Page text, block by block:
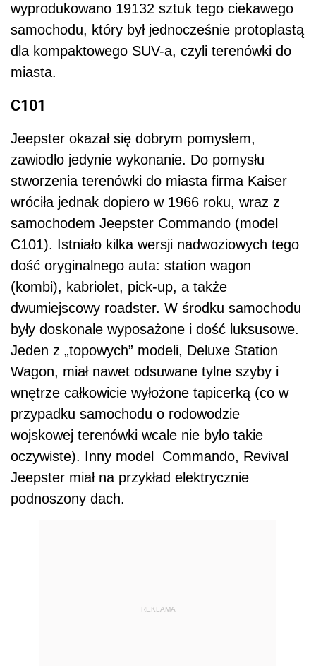
wyprodukowano 19132 sztuk tego ciekawego
samochodu, który był jednocześnie protoplastą
dla kompaktowego SUV-a, czyli terenówki do
miasta.
C101
Jeepster okazał się dobrym pomysłem,
zawiodło jedynie wykonanie. Do pomysłu
stworzenia terenówki do miasta firma Kaiser
wróciła jednak dopiero w 1966 roku, wraz z
samochodem Jeepster Commando (model
C101). Istniało kilka wersji nadwoziowych tego
dość oryginalnego auta: station wagon
(kombi), kabriolet, pick-up, a także
dwumiejscowy roadster. W środku samochodu
były doskonale wyposażone i dość luksusowe.
Jeden z „topowych” modeli, Deluxe Station
Wagon, miał nawet odsuwane tylne szyby i
wnętrze całkowicie wyłożone tapicerką (co w
przypadku samochodu o rodowodzie
wojskowej terenówki wcale nie było takie
oczywiste). Inny model Commando, Revival
Jeepster miał na przykład elektrycznie
podnoszony dach.
REKLAMA